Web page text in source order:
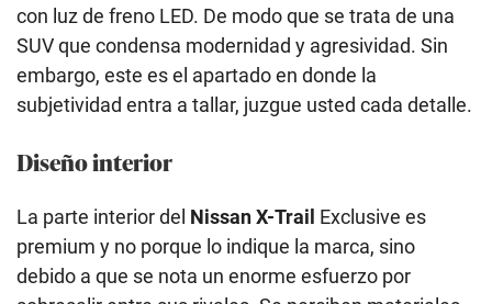
con luz de freno LED. De modo que se trata de una
SUV que condensa modernidad y agresividad. Sin
embargo, este es el apartado en donde la
subjetividad entra a tallar, juzgue usted cada detalle.
Diseño interior
La parte interior del Nissan X-Trail Exclusive es
premium y no porque lo indique la marca, sino
debido a que se nota un enorme esfuerzo por